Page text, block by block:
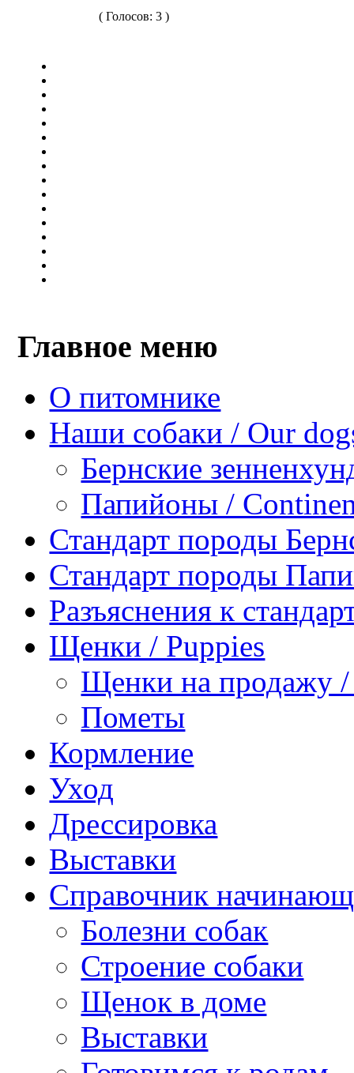
( Голосов: 3 )
Главное меню
О питомнике
Наши собаки / Our
Бернские
Папийоны /
Стандарт породы
Стандарт породы
Разъяснения к
Щенки / Puppies
Щенки на продажу /
Пометы
Кормление
Уход
Дрессировка
Выставки
Справочник
Болезни собак
Строение собаки
Щенок в доме
Выставки